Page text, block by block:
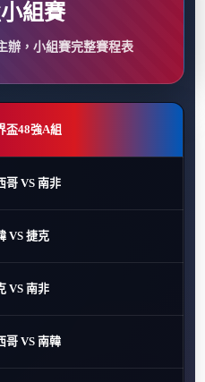
組賽
辦，小組賽完整賽程表
盃48強A組
哥 VS 南非
VS 捷克
VS 南非
哥 VS 南韓